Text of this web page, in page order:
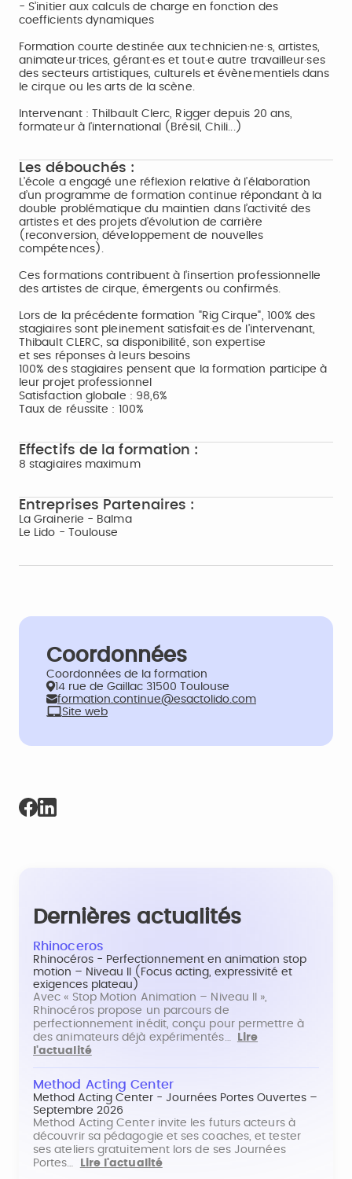
- S’initier aux calculs de charge en fonction des
coefficients dynamiques
Formation courte destinée aux technicien·ne·s, artistes,
animateur·trices, gérant·es et tout·e autre travailleur·ses
des secteurs artistiques, culturels et évènementiels dans
le cirque ou les arts de la scène.
Intervenant : Thilbault Clerc, Rigger depuis 20 ans,
formateur à l'international (Brésil, Chili...)
Les débouchés :
L’école a engagé une réflexion relative à l’élaboration
d’un programme de formation continue répondant à la
double problématique du maintien dans l’activité des
artistes et des projets d’évolution de carrière
(reconversion, développement de nouvelles
compétences).
Ces formations contribuent à l'insertion professionnelle
des artistes de cirque, émergents ou confirmés.
Lors de la précédente formation "Rig Cirque", 100% des
stagiaires sont pleinement satisfait·es de l’intervenant,
Thibault CLERC, sa disponibilité, son expertise
et ses réponses à leurs besoins
100% des stagiaires pensent que la formation participe à
leur projet professionnel
Satisfaction globale : 98,6%
Taux de réussite : 100%
Effectifs de la formation :
8 stagiaires maximum
Entreprises Partenaires :
La Grainerie - Balma
Le Lido - Toulouse
Coordonnées
Coordonnées de la formation
14 rue de Gaillac 31500 Toulouse
formation.continue@esactolido.com
Site web
Dernières actualités
Rhinoceros
Rhinocéros - Perfectionnement en animation stop
motion – Niveau II (Focus acting, expressivité et
exigences plateau)
Avec « Stop Motion Animation – Niveau II »,
Rhinocéros propose un parcours de
perfectionnement inédit, conçu pour permettre à
des animateurs déjà expérimentés…
Lire
l'actualité
Method Acting Center
Method Acting Center - Journées Portes Ouvertes –
Septembre 2026
Method Acting Center invite les futurs acteurs à
découvrir sa pédagogie et ses coaches, et tester
ses ateliers gratuitement lors de ses Journées
Portes…
Lire l'actualité